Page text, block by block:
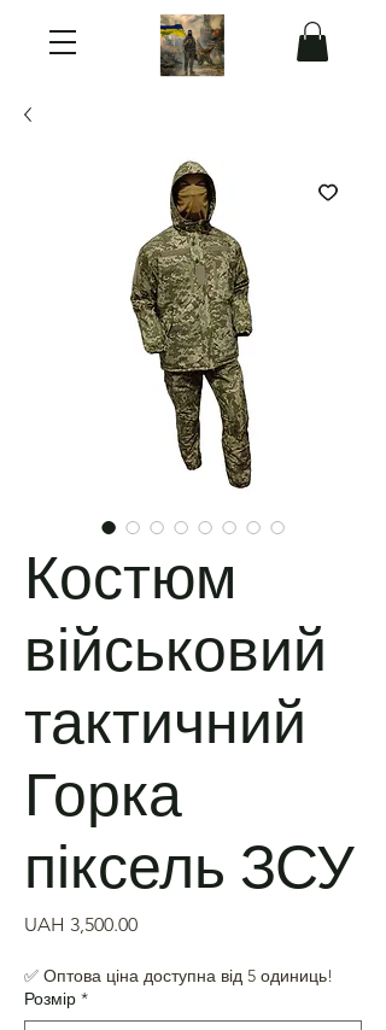
Костюм
військовий
тактичний
Горка
піксель ЗСУ
UAH 3,500.00Price
✅ Оптова ціна доступна від 5 одиниць!
Розмір *